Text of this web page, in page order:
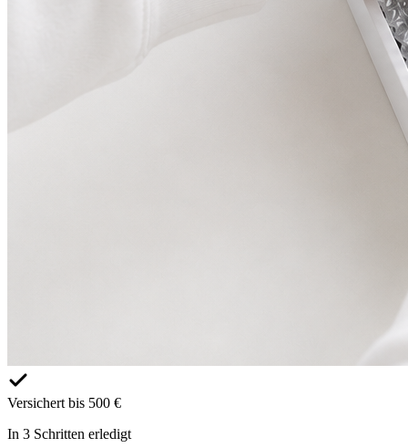
Versichert bis 500 €
In 3 Schritten erledigt